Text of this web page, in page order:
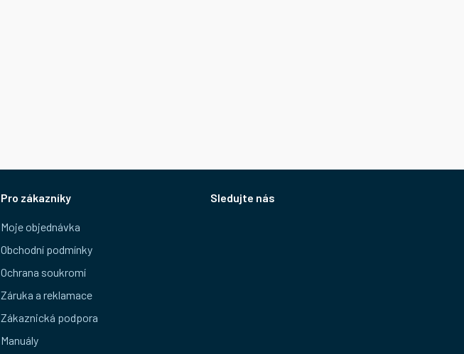
Pro zákazníky
Moje objednávka
Obchodní podmínky
Ochrana soukromí
Záruka a reklamace
Zákaznická podpora
Manuály
Sledujte nás